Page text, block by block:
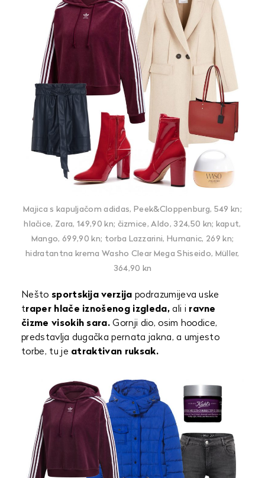
Majica s kapuljačom adidas, Peek&Cloppenburg, 549 kn;
hlačice, Zara, 149,90 kn; čizmice, Aldo, 324,50 kn; kaput,
Mango, 699,90 kn; torba Lazzarini, Humanic, 269 kn;
hidratantna krema Washo Clear Mega Shiseido, Müller,
364,90 kn
Nešto sportskija verzija podrazumijeva uske
traper hlače iznošenog izgleda,ali i ravne
čizme visokih sara. Gornji dio, osim hoodice,
predstavlja dugačka pernata jakna, a umjesto
torbe, tu je atraktivan ruksak.